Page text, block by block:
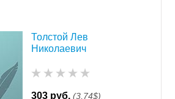
Толстой Лев
Николаевич
303 руб. (3,74$)